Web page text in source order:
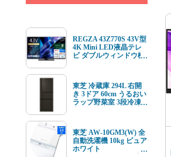
REGZA 43Z770S 43V型
4K Mini LED液晶テレ
ビ ダブルウィンドウ機
ルチューナー内蔵
東芝 冷蔵庫 294L 右開
き 3ドア 60cm うるおい
ラップ野菜室 3段冷凍
東芝 AW-10GM3(W) 全
自動洗濯機 10kg ピュア
ホワイト